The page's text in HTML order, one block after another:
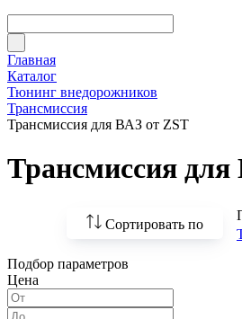
Главная
Каталог
Тюнинг внедорожников
Трансмиссия
Трансмиссия для ВАЗ от ZST
Трансмиссия
Сортировать по
По возрастанию
Подбор параметров
Цена